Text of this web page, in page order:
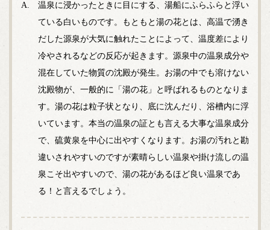
温泉に浸かったときに目にする、湯船にふらふらと浮い
ている白いものです。もともと湯の花とは、高温で湧き
だした源泉が大気に触れたことによって、温度差により
冷やされるなどの反応が起きます。源泉中の温泉成分や
混在していた物質の沈殿が発生。お湯の中でも溶けない
沈殿物が、一般的に「湯の花」と呼ばれるものとなりま
す。湯の花は粒子状となり、底に沈んだり、浴槽内に浮
いています。本当の温泉の証とも言える大事な温泉成分
で、硫黄泉を中心に出やすくなります。お湯の汚れと勘
違いされやすいのですが素晴らしい温泉や掛け流しの温
泉こそ出やすいので、湯の花があるほど良い温泉であ
る！と言えるでしょう。